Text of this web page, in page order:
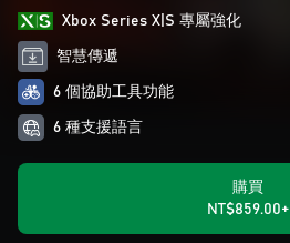
Xbox Series X|S 專屬強化
智慧傳遞
6 個協助工具功能
6 種支援語言
購買
NT$859.00+